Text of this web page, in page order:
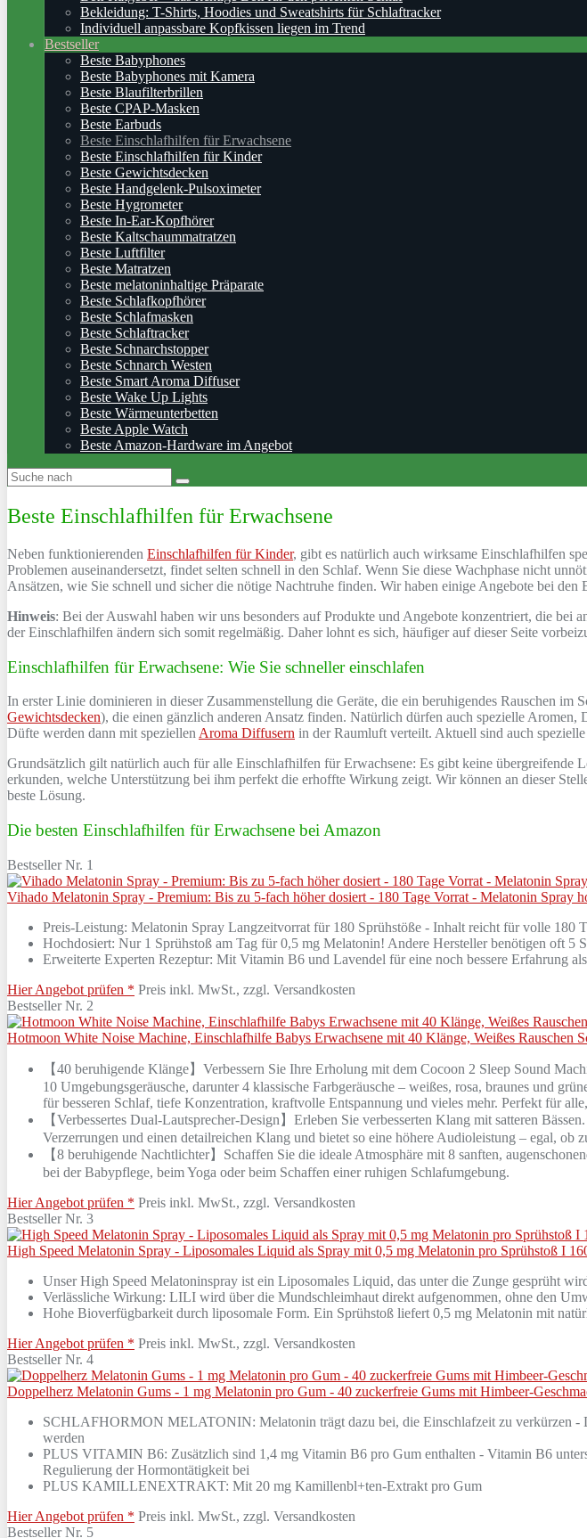
Bekleidung: T-Shirts, Hoodies und Sweatshirts für Schlaftracker
Individuell anpassbare Kopfkissen liegen im Trend
Bestseller
Beste Babyphones
Beste Babyphones mit Kamera
Beste Blaufilterbrillen
Beste CPAP-Masken
Beste Earbuds
Beste Einschlafhilfen für Erwachsene
Beste Einschlafhilfen für Kinder
Beste Gewichtsdecken
Beste Handgelenk-Pulsoximeter
Beste Hygrometer
Beste In-Ear-Kopfhörer
Beste Kaltschaummatratzen
Beste Luftfilter
Beste Matratzen
Beste melatoninhaltige Präparate
Beste Schlafkopfhörer
Beste Schlafmasken
Beste Schlaftracker
Beste Schnarchstopper
Beste Schnarch Westen
Beste Smart Aroma Diffuser
Beste Wake Up Lights
Beste Wärmeunterbetten
Beste Apple Watch
Beste Amazon-Hardware im Angebot
Beste Einschlafhilfen für Erwachsene
Neben funktionierenden Einschlafhilfen für Kinder, gibt es natürlich auch wirksame Einschlafhilfen
Problemen auseinandersetzt, findet selten schnell in den Schlaf. Wenn Sie diese Wachphase nicht
Ansätzen, wie Sie schnell und sicher die nötige Nachtruhe finden. Wir haben einige Angebote bei
Hinweis: Bei der Auswahl haben wir uns besonders auf Produkte und Angebote konzentriert, die
der Einschlafhilfen ändern sich somit regelmäßig. Daher lohnt es sich, häufiger auf dieser Seite
Einschlafhilfen für Erwachsene: Wie Sie schneller einschlafen
In erster Linie dominieren in dieser Zusammenstellung die Geräte, die ein beruhigendes Rauschen
Gewichtsdecken), die einen gänzlich anderen Ansatz finden. Natürlich dürfen auch spezielle
Düfte werden dann mit speziellen Aroma Diffusern in der Raumluft verteilt. Aktuell sind auch
Grundsätzlich gilt natürlich auch für alle Einschlafhilfen für Erwachsene: Es gibt keine
erkunden, welche Unterstützung bei ihm perfekt die erhoffte Wirkung zeigt. Wir können an dieser
beste Lösung.
Die besten Einschlafhilfen für Erwachsene bei Amazon
Bestseller Nr. 1
Vihado Melatonin Spray - Premium: Bis zu 5-fach höher dosiert - 180 Tage Vorrat - Melatonin Spray
Preis-Leistung: Melatonin Spray Langzeitvorrat für 180 Sprühstöße - Inhalt reicht für volle 180
Hochdosiert: Nur 1 Sprühstoß am Tag für 0,5 mg Melatonin! Andere Hersteller benötigen oft 5
Erweiterte Experten Rezeptur: Mit Vitamin B6 und Lavendel für eine noch bessere Erfahrung
Hier Angebot prüfen * Preis inkl. MwSt., zzgl. Versandkosten
Bestseller Nr. 2
Hotmoon White Noise Machine, Einschlafhilfe Babys Erwachsene mit 40 Klänge, Weißes Rauschen
【40 beruhigende Klänge】Verbessern Sie Ihre Erholung mit dem Cocoon 2 Sleep Sound
10 Umgebungsgeräusche, darunter 4 klassische Farbgeräusche – weißes, rosa, braunes und
für besseren Schlaf, tiefe Konzentration, kraftvolle Entspannung und vieles mehr. Perfekt für
【Verbessertes Dual-Lautsprecher-Design】Erleben Sie verbesserten Klang mit satteren
Verzerrungen und einen detailreichen Klang und bietet so eine höhere Audioleistung – egal,
【8 beruhigende Nachtlichter】Schaffen Sie die ideale Atmosphäre mit 8 sanften,
bei der Babypflege, beim Yoga oder beim Schaffen einer ruhigen Schlafumgebung.
Hier Angebot prüfen * Preis inkl. MwSt., zzgl. Versandkosten
Bestseller Nr. 3
High Speed Melatonin Spray - Liposomales Liquid als Spray mit 0,5 mg Melatonin pro Sprühstoß I
Unser High Speed Melatoninspray ist ein Liposomales Liquid, das unter die Zunge gesprüht
Verlässliche Wirkung: LILI wird über die Mundschleimhaut direkt aufgenommen, ohne den
Hohe Bioverfügbarkeit durch liposomale Form. Ein Sprühstoß liefert 0,5 mg Melatonin mit
Hier Angebot prüfen * Preis inkl. MwSt., zzgl. Versandkosten
Bestseller Nr. 4
Doppelherz Melatonin Gums - 1 mg Melatonin pro Gum - 40 zuckerfreie Gums mit Himbeer-
SCHLAFHORMON MELATONIN: Melatonin trägt dazu bei, die Einschlafzeit zu verkürzen -
werden
PLUS VITAMIN B6: Zusätzlich sind 1,4 mg Vitamin B6 pro Gum enthalten - Vitamin B6
Regulierung der Hormontätigkeit bei
PLUS KAMILLENEXTRAKT: Mit 20 mg Kamillenbl+ten-Extrakt pro Gum
Hier Angebot prüfen * Preis inkl. MwSt., zzgl. Versandkosten
Bestseller Nr. 5